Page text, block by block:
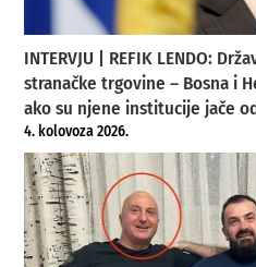
INTERVJU | REFIK LENDO:
stranačke trgovine – Bosna i
ako su njene institucije jače
4. kolovoza 2026.